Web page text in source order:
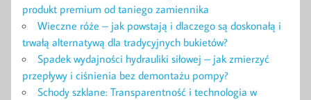
produkt premium od taniego zamiennika
Wieczne róże – jak powstają i dlaczego są doskonałą i
trwałą alternatywą dla tradycyjnych bukietów?
Spadek wydajności hydrauliki siłowej – jak zmierzyć
przepływy i ciśnienia bez demontażu pompy?
Schody szklane: Transparentność i technologia w